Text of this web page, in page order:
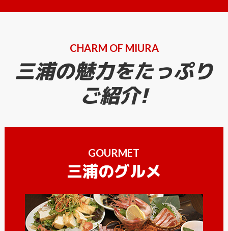
CHARM OF MIURA
三浦の魅力をたっぷり
ご紹介!
GOURMET
三浦のグルメ